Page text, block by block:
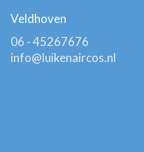
Veldhoven
06 - 45267676
info@luikenaircos.nl